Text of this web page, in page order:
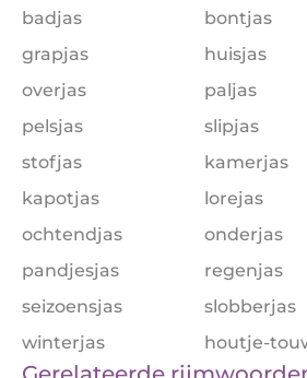
badjas
bontjas
grapjas
huisjas
overjas
paljas
pelsjas
slipjas
stofjas
kamerjas
kapotjas
lorejas
ochtendjas
onderjas
pandjesjas
regenjas
seizoensjas
slobberjas
winterjas
houtje-